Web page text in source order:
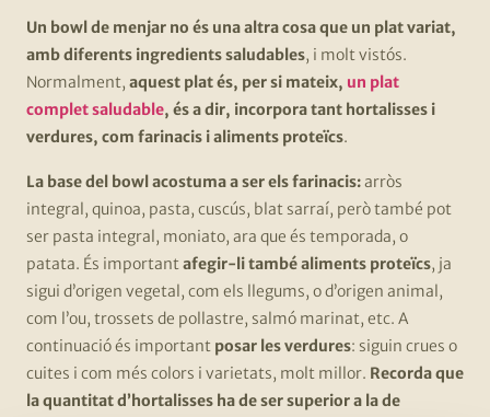
Un bowl de menjar no és una altra cosa que un plat variat,
amb diferents ingredients saludables, i molt vistós.
Normalment, aquest plat és, per si mateix, un plat
complet saludable, és a dir, incorpora tant hortalisses i
verdures, com farinacis i aliments proteïcs.
La base del bowl acostuma a ser els farinacis:arròs
integral, quinoa, pasta, cuscús, blat sarraí, però també pot
ser pasta integral, moniato, ara que és temporada, o
patata. És importantafegir-li també aliments proteïcs, ja
sigui d’origen vegetal, com els llegums, o d’origen animal,
com l’ou, trossets de pollastre, salmó marinat, etc. A
continuació és important posar les verdures: siguin crues o
cuites i com més colors i varietats, molt millor. Recorda que
la quantitat d’hortalisses ha de ser superior a la de